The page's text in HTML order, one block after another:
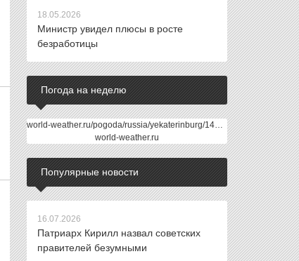
18.05.2026
Министр увидел плюсы в росте
безработицы
Погода на неделю
world-weather.ru/pogoda/russia/yekaterinburg/14days/
world-weather.ru
Популярные новости
16.07.2026
Патриарх Кирилл назвал советских
правителей безумными